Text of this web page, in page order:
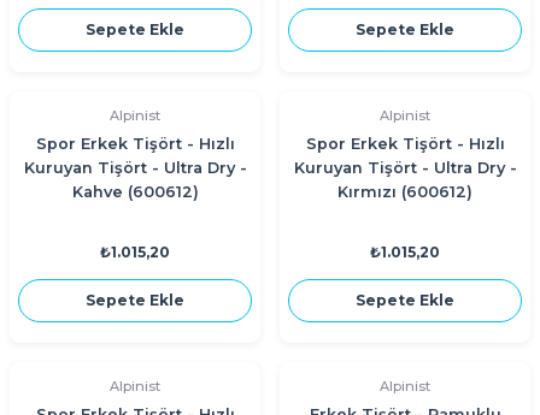
Sepete Ekle Sepete Ekle
Alpinist
Spor Erkek Tişört - Hızlı
Kuruyan Tişört - Ultra Dry -
Kahve (600612)
₺1.015,20
Sepete Ekle
Alpinist
Spor Erkek Tişört - Hızlı
Kuruyan Tişört - Ultra Dry -
Kırmızı (600612)
₺1.015,20
Sepete Ekle
Alpinist Alpinist